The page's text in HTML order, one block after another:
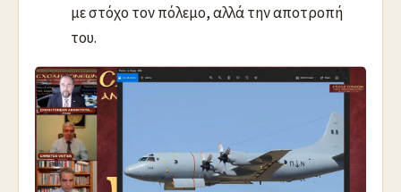
με στόχο τον πόλεμο, αλλά την αποτροπή
του.